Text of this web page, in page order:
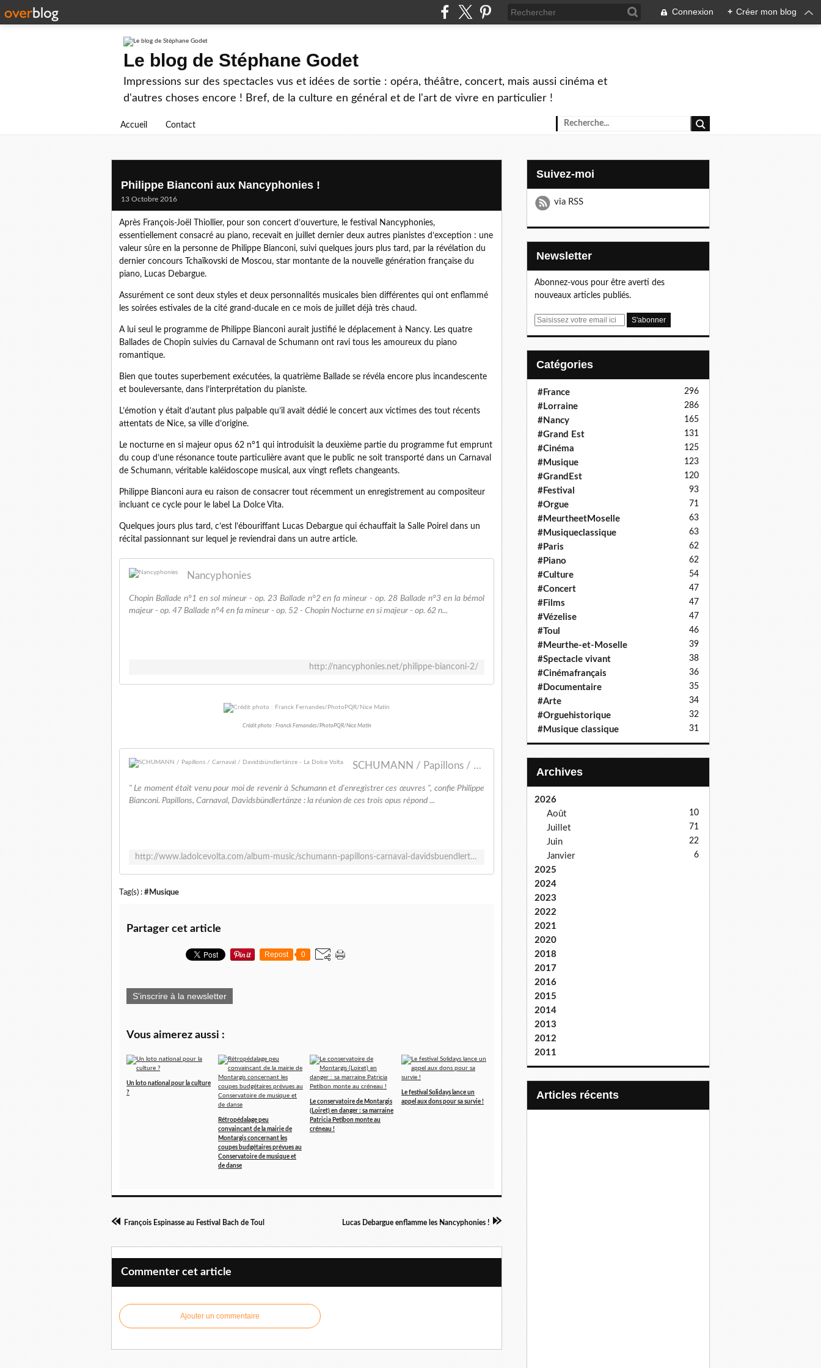
Connexion + Créer mon blog
Le blog de Stéphane Godet
Impressions sur des spectacles vus et idées de sortie : opéra, théâtre, concert, mais aussi cinéma et
d'autres choses encore ! Bref, de la culture en général et de l'art de vivre en particulier !
Accueil Contact
Philippe Bianconi aux Nancyphonies !
13 Octobre 2016
Après François-Joël Thiollier, pour son concert d’ouverture, le festival Nancyphonies,
essentiellement consacré au piano, recevait en juillet dernier deux autres pianistes d’exception : une
valeur sûre en la personne de Philippe Bianconi, suivi quelques jours plus tard, par la révélation du
dernier concours Tchaïkovski de Moscou, star montante de la nouvelle génération française du
piano, Lucas Debargue.
Assurément ce sont deux styles et deux personnalités musicales bien différentes qui ont enflammé
les soirées estivales de la cité grand-ducale en ce mois de juillet déjà très chaud.
A lui seul le programme de Philippe Bianconi aurait justifié le déplacement à Nancy. Les quatre
Ballades de Chopin suivies du Carnaval de Schumann ont ravi tous les amoureux du piano
romantique.
Bien que toutes superbement exécutées, la quatrième Ballade se révéla encore plus incandescente
et bouleversante, dans l’interprétation du pianiste.
L’émotion y était d’autant plus palpable qu’il avait dédié le concert aux victimes des tout récents
attentats de Nice, sa ville d’origine.
Le nocturne en si majeur opus 62 n°1 qui introduisit la deuxième partie du programme fut emprunt
du coup d’une résonance toute particulière avant que le public ne soit transporté dans un Carnaval
de Schumann, véritable kaléidoscope musical, aux vingt reflets changeants.
Philippe Bianconi aura eu raison de consacrer tout récemment un enregistrement au compositeur
incluant ce cycle pour le label La Dolce Vita.
Quelques jours plus tard, c’est l’ébouriffant Lucas Debargue qui échauffait la Salle Poirel dans un
récital passionnant sur lequel je reviendrai dans un autre article.
Nancyphonies
Chopin Ballade n°1 en sol mineur - op. 23 Ballade n°2 en fa mineur - op. 28 Ballade n°3 en la bémol
majeur - op. 47 Ballade n°4 en fa mineur - op. 52 - Chopin Nocturne en si majeur - op. 62 n...
http://nancyphonies.net/philippe-bianconi-2/
Crédit photo : Franck Fernandes/PhotoPQR/Nice Matin
SCHUMANN / Papillons / Carnaval / Davidsbündlertänze - La Dolce Volta
" Le moment était venu pour moi de revenir à Schumann et d'enregistrer ces œuvres ", confie Philippe
Bianconi. Papillons, Carnaval, Davidsbündlertänze : la réunion de ces trois opus répond ...
http://www.ladolcevolta.com/album-music/schumann-papillons-carnaval-davidsbuendlertaenze-philippe-bianconi/
Tag(s) : #Musique
Partager cet article
Repost 0
S'inscrire à la newsletter
Vous aimerez aussi :
Un loto national pour la culture
?
Rétropédalage peu
convaincant de la mairie de
Montargis concernant les
coupes budgétaires prévues au
Conservatoire de musique et
de danse
Le conservatoire de Montargis
(Loiret) en danger : sa marraine
Patricia Petibon monte au
créneau !
Le festival Solidays lance un
appel aux dons pour sa survie !
François Espinasse au Festival Bach de Toul Lucas Debargue enflamme les Nancyphonies !
Commenter cet article
Ajouter un commentaire
Suivez-moi
via RSS
Newsletter
Abonnez-vous pour être averti des
nouveaux articles publiés.
E
Catégories
#France 296
#Lorraine 286
#Nancy 165
#Grand Est 131
#Cinéma 125
#Musique 123
#GrandEst 120
#Festival 93
#Orgue 71
#MeurtheetMoselle 63
#Musiqueclassique 63
#Paris 62
#Piano 62
#Culture 54
#Concert 47
#Films 47
#Vézelise 47
#Toul 46
#Meurthe-et-Moselle 39
#Spectacle vivant 38
#Cinémafrançais 36
#Documentaire 35
#Arte 34
#Orguehistorique 32
#Musique classique 31
Archives
2026
Août
10
Juillet 71
Juin 22
Janvier 6
2025
2024
2023
2022
2021
2020
2018
2017
2016
2015
2014
2013
2012
2011
articles récents